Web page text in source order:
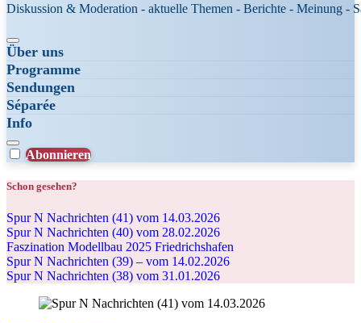
Diskussion & Moderation - aktuelle Themen - Berichte - Meinung -
Über uns
Programme
Sendungen
Séparée
Info
Abonnieren
Schon gesehen?
Spur N Nachrichten (41) vom 14.03.2026
Spur N Nachrichten (40) vom 28.02.2026
Faszination Modellbau 2025 Friedrichshafen
Spur N Nachrichten (39) – vom 14.02.2026
Spur N Nachrichten (38) vom 31.01.2026